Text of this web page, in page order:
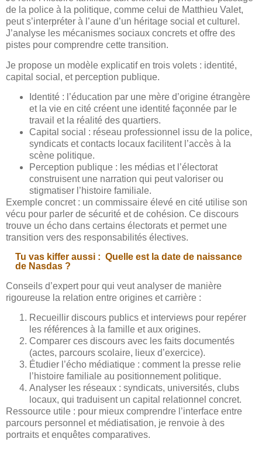
de la police à la politique, comme celui de Matthieu Valet,
peut s’interpréter à l’aune d’un héritage social et culturel.
J’analyse les mécanismes sociaux concrets et offre des
pistes pour comprendre cette transition.
Je propose un modèle explicatif en trois volets : identité,
capital social, et perception publique.
Identité : l’éducation par une mère d’origine étrangère
et la vie en cité créent une identité façonnée par le
travail et la réalité des quartiers.
Capital social : réseau professionnel issu de la police,
syndicats et contacts locaux facilitent l’accès à la
scène politique.
Perception publique : les médias et l’électorat
construisent une narration qui peut valoriser ou
stigmatiser l’histoire familiale.
Exemple concret : un commissaire élevé en cité utilise son
vécu pour parler de sécurité et de cohésion. Ce discours
trouve un écho dans certains électorats et permet une
transition vers des responsabilités électives.
Tu vas kiffer aussi : Quelle est la date de naissance
de Nasdas ?
Conseils d’expert pour qui veut analyser de manière
rigoureuse la relation entre origines et carrière :
Recueillir discours publics et interviews pour repérer
les références à la famille et aux origines.
Comparer ces discours avec les faits documentés
(actes, parcours scolaire, lieux d’exercice).
Étudier l’écho médiatique : comment la presse relie
l’histoire familiale au positionnement politique.
Analyser les réseaux : syndicats, universités, clubs
locaux, qui traduisent un capital relationnel concret.
Ressource utile : pour mieux comprendre l’interface entre
parcours personnel et médiatisation, je renvoie à des
portraits et enquêtes comparatives.